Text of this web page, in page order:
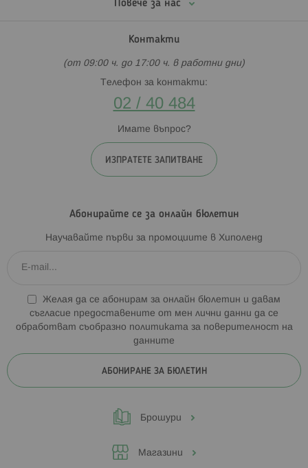
Повече за нас
Контакти
(от 09:00 ч. до 17:00 ч. в работни дни)
Телефон за контакти:
02 / 40 484
Имате въпрос?
ИЗПРАТЕТЕ ЗАПИТВАНЕ
Абонирайте се за онлайн бюлетин
Научавайте първи за промоциите в Хиполенд
Желая да се абонирам за онлайн бюлетин и давам
съгласие предоставените от мен лични данни да се
обработват съобразно политиката за поверителност на
данните
АБОНИРАНЕ ЗА БЮЛЕТИН
Брошури
Магазини